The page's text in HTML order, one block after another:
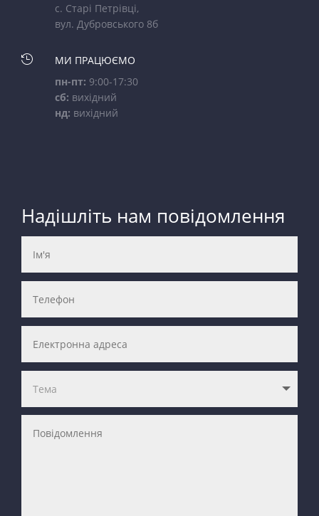
с. Старі Петрівці,
вул. Дубровського 8б

МИ ПРАЦЮЄМО
пн-пт: 9:00-17:30
сб: вихідний
нд: вихідний
Надішліть нам повідомлення